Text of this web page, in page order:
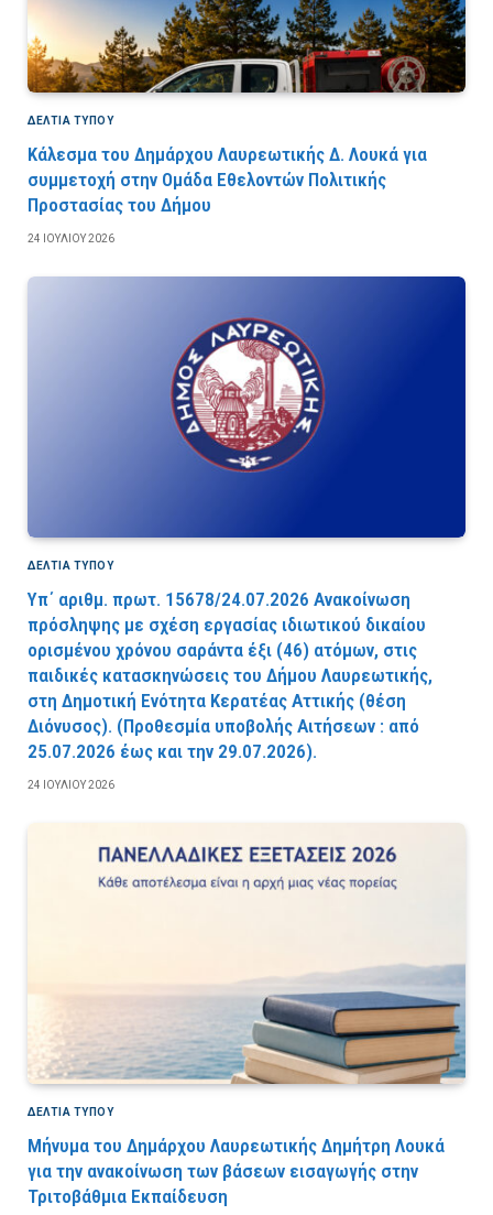
ΔΕΛΤΙΑ ΤΥΠΟΥ
Κάλεσμα του Δημάρχου Λαυρεωτικής Δ. Λουκά για
συμμετοχή στην Ομάδα Εθελοντών Πολιτικής
Προστασίας του Δήμου
24 ΙΟΥΛΊΟΥ 2026
ΔΕΛΤΙΑ ΤΥΠΟΥ
Υπ΄ αριθμ. πρωτ. 15678/24.07.2026 Ανακοίνωση
πρόσληψης με σχέση εργασίας ιδιωτικού δικαίου
ορισμένου χρόνου σαράντα έξι (46) ατόμων, στις
παιδικές κατασκηνώσεις του Δήμου Λαυρεωτικής,
στη Δημοτική Ενότητα Κερατέας Αττικής (θέση
Διόνυσος). (Προθεσμία υποβολής Αιτήσεων : από
25.07.2026 έως και την 29.07.2026).
24 ΙΟΥΛΊΟΥ 2026
ΔΕΛΤΙΑ ΤΥΠΟΥ
Μήνυμα του Δημάρχου Λαυρεωτικής Δημήτρη Λουκά
για την ανακοίνωση των βάσεων εισαγωγής στην
Τριτοβάθμια Εκπαίδευση